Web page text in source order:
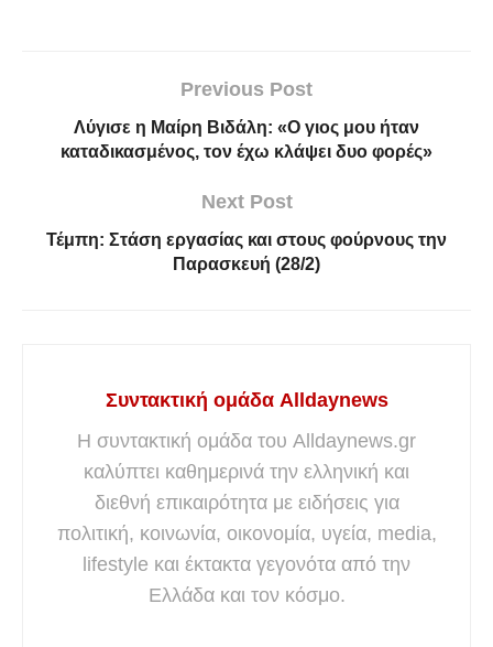
Previous Post
Λύγισε η Μαίρη Βιδάλη: «Ο γιος μου ήταν
καταδικασμένος, τον έχω κλάψει δυο φορές»
Next Post
Τέμπη: Στάση εργασίας και στους φούρνους την
Παρασκευή (28/2)
Συντακτική ομάδα Alldaynews
Η συντακτική ομάδα του Alldaynews.gr
καλύπτει καθημερινά την ελληνική και
διεθνή επικαιρότητα με ειδήσεις για
πολιτική, κοινωνία, οικονομία, υγεία, media,
lifestyle και έκτακτα γεγονότα από την
Ελλάδα και τον κόσμο.